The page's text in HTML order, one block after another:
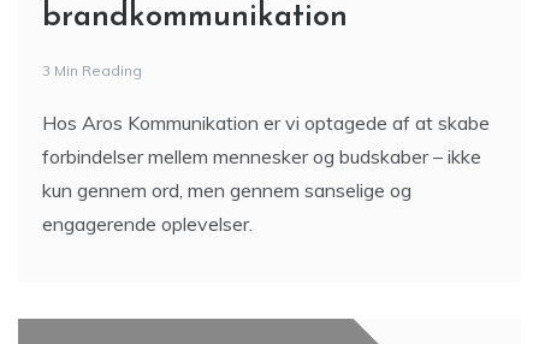
brandkommunikation
3 Min Reading
Hos Aros Kommunikation er vi optagede af at skabe
forbindelser mellem mennesker og budskaber – ikke
kun gennem ord, men gennem sanselige og
engagerende oplevelser.